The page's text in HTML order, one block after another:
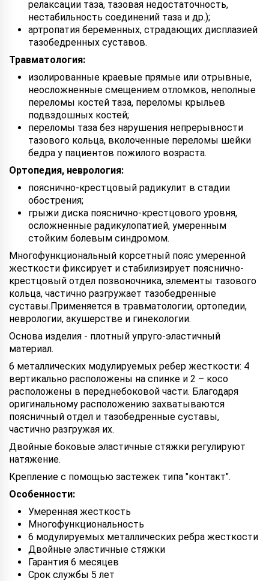
релаксации таза, тазовая недостаточность,
нестабильность соединений таза и др.);
артропатия беременных, страдающих дисплазией
тазобедренных суставов.
Травматология:
изолированные краевые прямые или отрывные,
неосложненные смещением отломков, неполные
переломы костей таза, переломы крыльев
подвздошных костей;
переломы таза без нарушения непрерывности
тазового кольца, вколоченные переломы шейки
бедра у пациентов пожилого возраста.
Ортопедия, неврология:
пояснично-крестцовый радикулит в стадии
обострения;
грыжи диска пояснично-крестцового уровня,
осложненные радикулопатией, умеренным
стойким болевым синдромом.
Многофункциональный корсетный пояс умеренной
жесткости фиксирует и стабилизирует пояснично-
крестцовый отдел позвоночника, элементы тазового
кольца, частично разгружает тазобедренные
суставы.Применяется в травматологии, ортопедии,
неврологии, акушерстве и гинекологии.
Основа изделия - плотный упруго-эластичный
материал.
6 металлических модулируемых ребер жесткости: 4
вертикально расположены на спинке и 2 – косо
расположены в переднебоковой части. Благодаря
оригинальному расположению захватываются
поясничный отдел и тазобедренные суставы,
частично разгружая их.
Двойные боковые эластичные стяжки регулируют
натяжение.
Крепление с помощью застежек типа "контакт".
Особенности:
Умеренная жесткость
Многофункциональность
6 модулируемых металлических ребра жесткости
Двойные эластичные стяжки
Гарантия 6 месяцев
Срок службы 5 лет